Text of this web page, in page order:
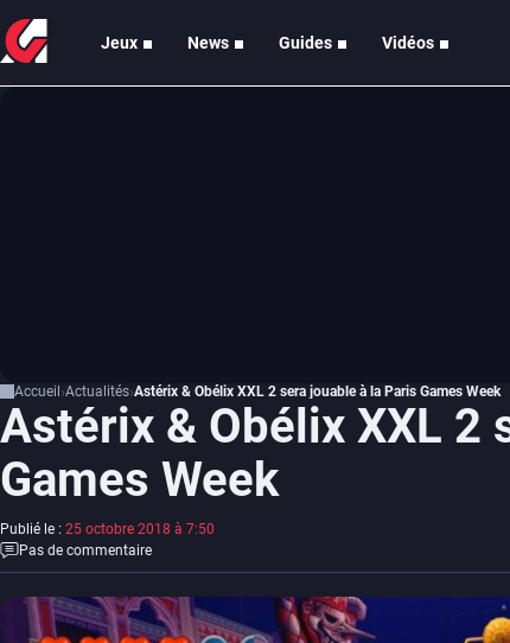
Jeux News Guides Vidéos
Accueil Actualités Astérix & Obélix XXL 2 sera jouable à la Paris Games Week
Astérix & Obélix XXL 2
Games Week
Publié le : 25 octobre 2018 à 7:50
Pas de commentaire